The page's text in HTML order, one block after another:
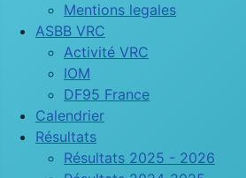
Mentions legales
ASBB VRC
Activité VRC
IOM
DF95 France
Calendrier
Résultats
Résultats 2025 - 2026